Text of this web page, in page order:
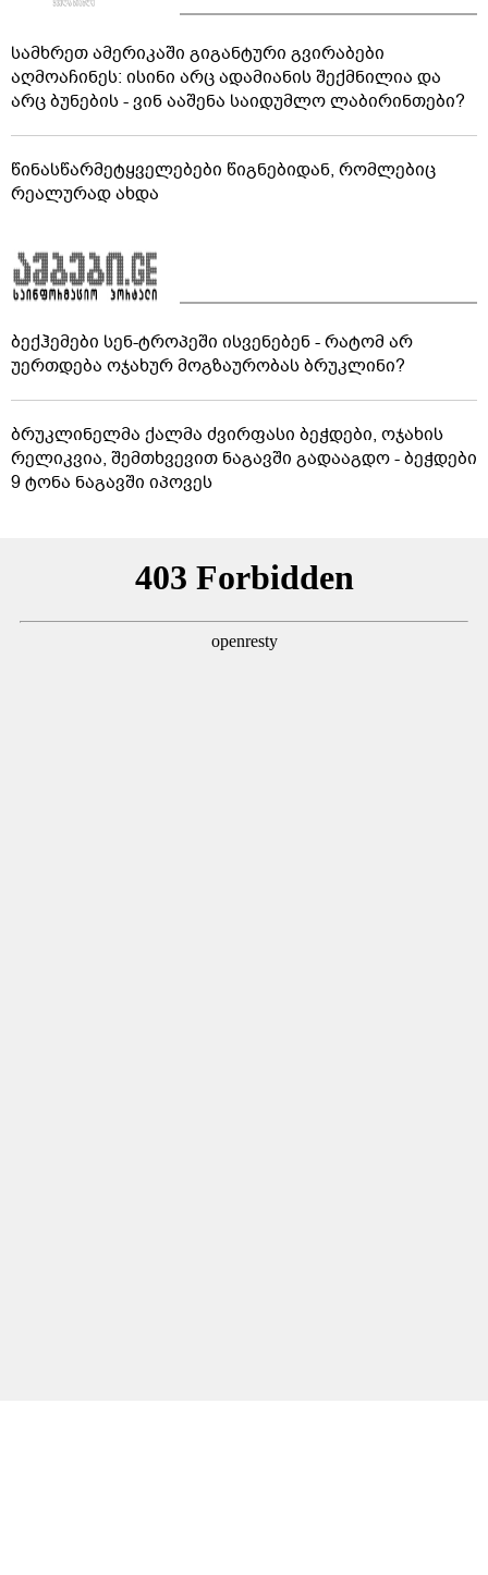
სამხრეთ ამერიკაში გიგანტური გვირაბები
აღმოაჩინეს: ისინი არც ადამიანის შექმნილია და
არც ბუნების - ვინ ააშენა საიდუმლო ლაბირინთები?
წინასწარმეტყველებები წიგნებიდან, რომლებიც
რეალურად ახდა
ბექჰემები სენ-ტროპეში ისვენებენ - რატომ არ
უერთდება ოჯახურ მოგზაურობას ბრუკლინი?
ბრუკლინელმა ქალმა ძვირფასი ბეჭდები, ოჯახის
რელიკვია, შემთხვევით ნაგავში გადააგდო - ბეჭდები
9 ტონა ნაგავში იპოვეს